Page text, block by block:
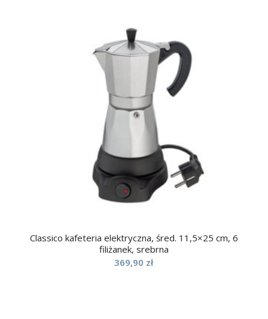
Classico kafeteria elektryczna, śred. 11,5×25 cm, 6
filiżanek, srebrna
369,90 zł